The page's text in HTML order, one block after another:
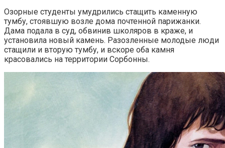
Озорные студенты умудрились стащить каменную
тумбу, стоявшую возле дома почтенной парижанки.
Дама подала в суд, обвинив школяров в краже, и
установила новый камень. Разозленные молодые люди
стащили и вторую тумбу, и вскоре оба камня
красовались на территории Сорбонны.